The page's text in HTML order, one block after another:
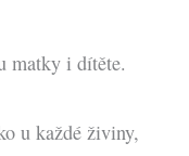
matky i dítěte.
u každé živiny,